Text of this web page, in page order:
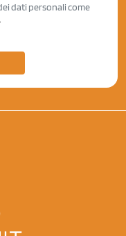
dati personali come